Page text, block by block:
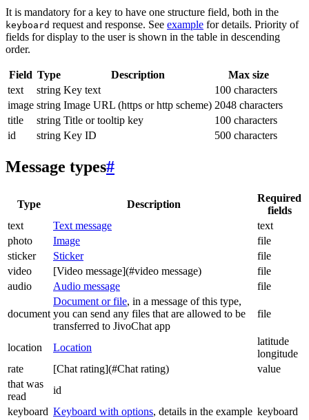
It is mandatory for a key to have one structure field, both in the
keyboard request and response. See example for details. Priority of
fields for display to the user is shown in the table in descending
order.
Field Type Description
Max size
text
string Key text
100 characters
image string Image URL (https or http scheme) 2048 characters
title
string Title or tooltip key
100 characters
id
string Key ID 500 characters
Message types#
Type Description
Required
fields
text
Text message
text
photo
Image
file
sticker
Sticker
file
video
[Video message](#video message)
file
audio
Audio message file
document
Document or file, in a message of this type,
you can send any files that are allowed to be
transferred to JivoChat app
file
location Location
latitude
longitude
rate
[Chat rating](#Chat rating)
value
that was
read
id
keyboard Keyboard with options, details in the example keyboard